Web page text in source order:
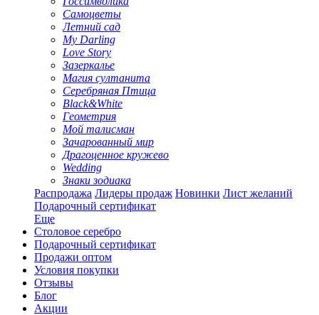
Самоцветы
Летний сад
My Darling
Love Story
Зазеркалье
Магия султанита
Серебряная Птица
Black&White
Геометрия
Мой талисман
Зачарованный мир
Драгоценное кружево
Wedding
Знаки зодиака
Распродажа Лидеры продаж Новинки Лист желаний
Подарочный сертификат
Еще
Столовое серебро
Подарочный сертификат
Продажи оптом
Условия покупки
Отзывы
Блог
Акции